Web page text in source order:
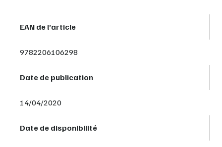
EAN de l’article
9782206106298
Date de publication
14/04/2020
Date de disponibilité